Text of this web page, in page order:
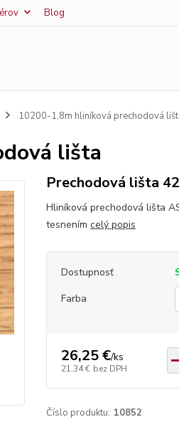
Blog
10200-1,8m hliníková prechodová
lišta
Prechodová lišta
Hliníková prechodová lišta
tesnením celý popis
Dostupnosť
Farba
26,25 €/ks
21,34 € bez DPH
Číslo produktu: 10852